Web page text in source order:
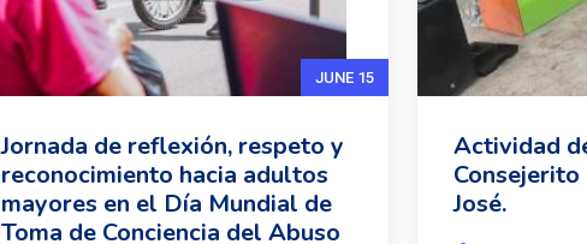
JUNE 15
Jornada de reflexión, respeto y
reconocimiento hacia adultos
mayores en el Día Mundial de
Toma de Conciencia del Abuso
Actividad
José.